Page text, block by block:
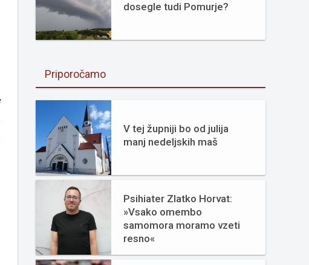
dosegle tudi Pomurje?
Priporočamo
V tej župniji bo od julija
manj nedeljskih maš
Psihiater Zlatko Horvat:
»Vsako omembo
samomora moramo vzeti
resno«